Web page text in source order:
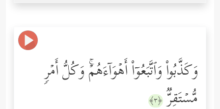
وَكَذَّبُواْ وَٱتَّبَعُوۤاْ أَهۡوَاۤءَهُمۡۚ وَكُلُّ أَمۡرࣲ
مُّسۡتَقِرࣱّ ﴿٣﴾